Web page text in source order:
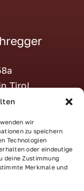
wir
zu speichern
Technologien
oder eindeutige
deine Zustimmung
Merkmale und
Tirol